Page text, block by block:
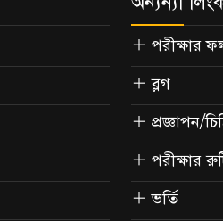
পরীক্ষার
ব্লগ
প্রজ্ঞাপন/
পরীক্ষার
ভর্তি